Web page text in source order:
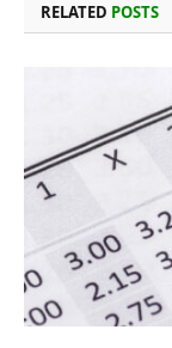
RELATED POSTS